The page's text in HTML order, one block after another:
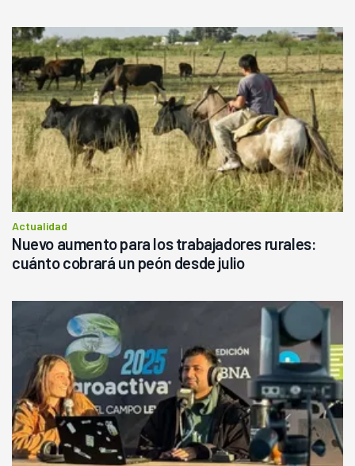
Actualidad
Nuevo aumento para los trabajadores rurales:
cuánto cobrará un peón desde julio